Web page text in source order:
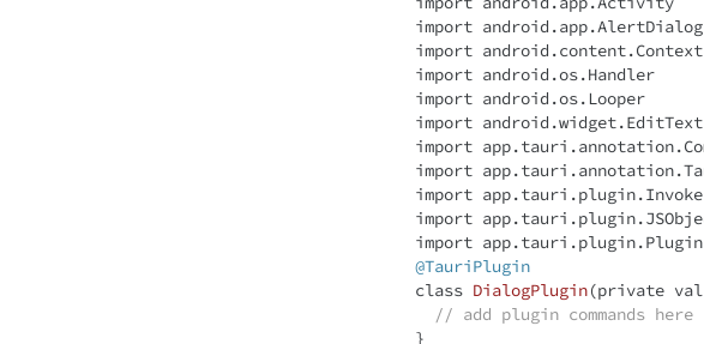
import
import
import
import
import
import app.tauri.annotation
import app.tauri.annotation
import
import
import
@TauriPlugin
class DialogPlugin(private val
// add plugin commands here